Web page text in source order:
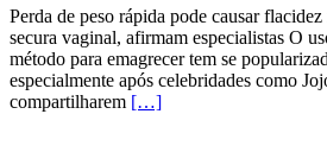
Perda de peso rápida pode causar
secura vaginal, afirmam especialistas O
método para emagrecer tem se
especialmente após celebridades como
compartilharem […]